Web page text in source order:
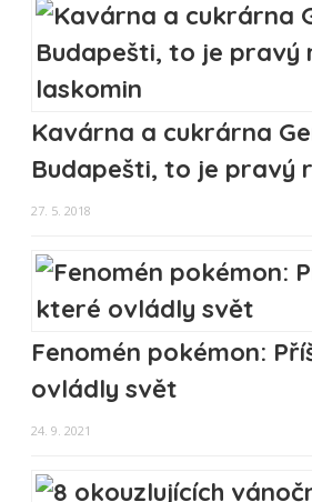
Kavárna a cukrárna
Budapešti, to je pravý
27. 5. 2018
Fenomén pokémon:
ovládly svět
24. 9. 2021